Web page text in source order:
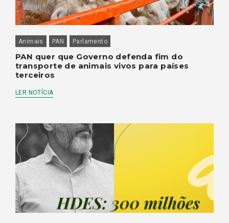
Animais PAN Parlamento
PAN quer que Governo defenda fim do
transporte de animais vivos para países
terceiros
LER NOTÍCIA